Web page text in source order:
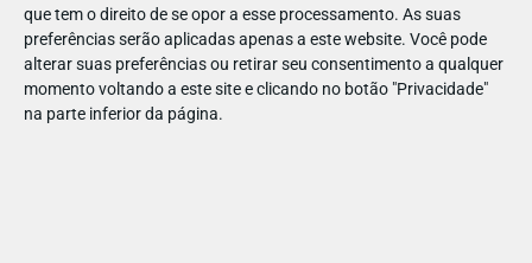
que tem o direito de se opor a esse processamento. As suas
preferências serão aplicadas apenas a este website. Você pode
alterar suas preferências ou retirar seu consentimento a qualquer
momento voltando a este site e clicando no botão "Privacidade"
na parte inferior da página.